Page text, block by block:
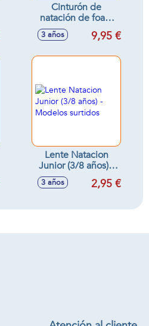
Cinturón de
natación de foam
Ariel & Nemo 15-
30Kg 35X15Cm -
3 años 9,95 €
Lente Natacion
Junior (3/8 años) -
Modelos surtidos
3 años 2,95 €